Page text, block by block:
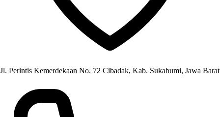
Jl. Perintis Kemerdekaan No. 72 Cibadak, Kab. Sukabumi, Jawa Barat